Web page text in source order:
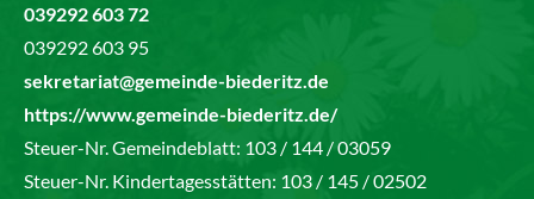
039292 603 72
039292 603 95
sekretariat@gemeinde-biederitz.de
https://www.gemeinde-biederitz.de/
Steuer-Nr. Gemeindeblatt: 103 / 144 / 03059
Steuer-Nr. Kindertagesstätten: 103 / 145 / 02502